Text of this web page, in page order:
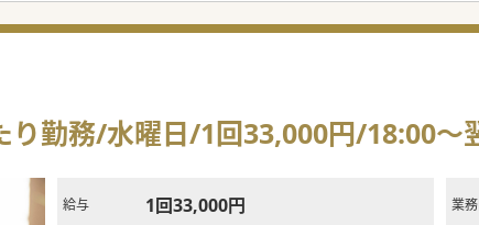
り勤務/水曜日/1回33,000円/18:00～
給与 1回33,000円 業